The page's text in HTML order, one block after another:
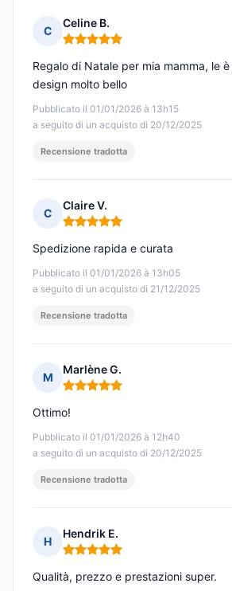
C
Celine B.
Nota: 5 su 5
Pubblicato il 01/01/2026 à 13h15
a seguito di un acquisto di 20/12/2025
Regalo di Natale per mia mamma, le
design molto bello
Recensione tradotta
C
Claire V.
Nota: 5 su 5
Pubblicato il 01/01/2026 à 13h05
a seguito di un acquisto di 21/12/2025
Spedizione rapida e curata
Recensione tradotta
M
Marlène G.
Nota: 5 su 5
Pubblicato il 01/01/2026 à 12h40
a seguito di un acquisto di 20/12/2025
Ottimo!
Recensione tradotta
H
Hendrik E.
Nota: 5 su 5
Qualità, prezzo e prestazioni super.